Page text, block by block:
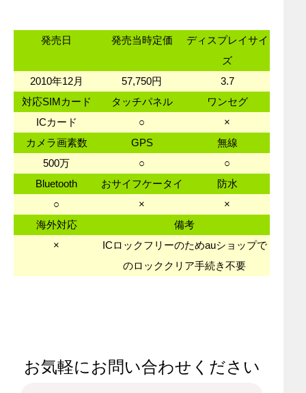
発売日 発売当時定価
ディスプレイサイ
ズ
2010年12月
57,750円
3.7
対応SIMカード
タッチパネル
ワンセグ
ICカード
○
×
カメラ画素数
GPS
無線
500万
○
○
Bluetooth
おサイフケータイ
防水
○
×
×
海外対応
備考
×
ICロックフリーのためauショップで
のロッククリア手続き不要
お気軽にお問い合わせください